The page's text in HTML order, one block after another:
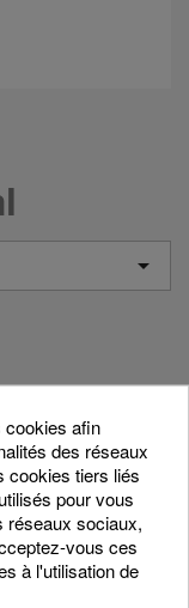

cookies afin
des réseaux
cookies tiers liés
pour vous
réseaux sociaux,
vous ces
à l'utilisation de